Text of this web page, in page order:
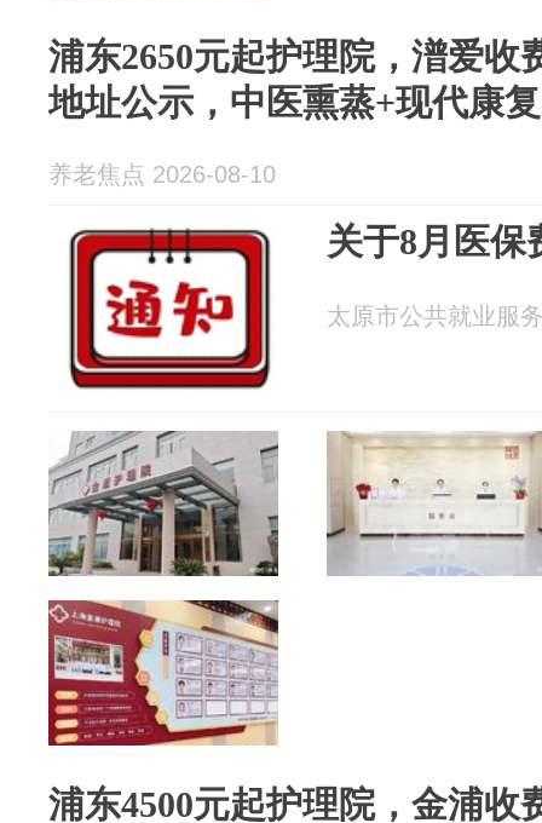
浦东2650元起护理院，潽爱收
地址公示，中医熏蒸+现代康
养老焦点 2026-08-10
关于8月医保
太原市公共就业服
浦东4500元起护理院，金浦收